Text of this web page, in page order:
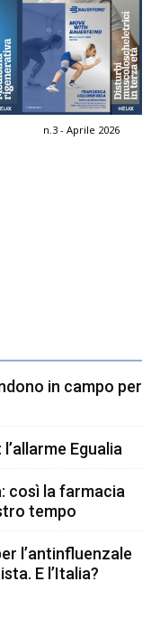
n.3 - Aprile 2026
in campo per
Egualia
così la farmacia
tempo
l’antinfluenzale
E l’Italia?